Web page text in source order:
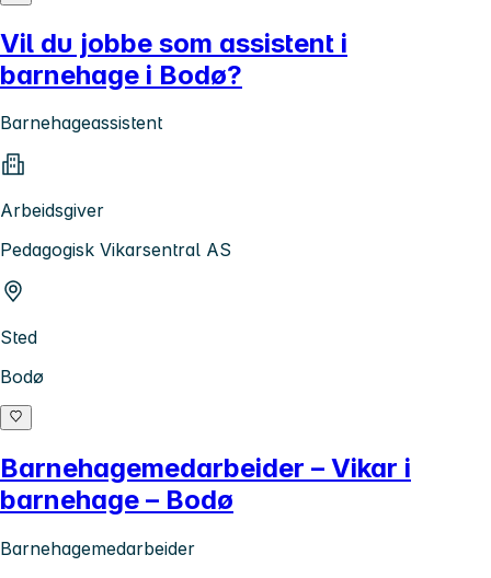
Vil du jobbe som assistent i
barnehage i Bodø?
Barnehageassistent
Arbeidsgiver
Pedagogisk Vikarsentral AS
Sted
Bodø
Barnehagemedarbeider – Vikar i
barnehage – Bodø
Barnehagemedarbeider